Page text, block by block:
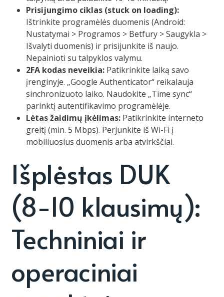
Prisijungimo ciklas (stuck on loading):
Ištrinkite programėlės duomenis (Android:
Nustatymai > Programos > Betfury > Saugykla >
Išvalyti duomenis) ir prisijunkite iš naujo.
Nepainioti su talpyklos valymu.
2FA kodas neveikia: Patikrinkite laiką savo
įrenginyje. „Google Authenticator“ reikalauja
sinchronizuoto laiko. Naudokite „Time sync“
parinktį autentifikavimo programėlėje.
Lėtas žaidimų įkėlimas: Patikrinkite interneto
greitį (min. 5 Mbps). Perjunkite iš Wi-Fi į
mobiliuosius duomenis arba atvirkščiai.
Išplėstas DUK
(8-10 klausimų):
Techniniai ir
operaciniai